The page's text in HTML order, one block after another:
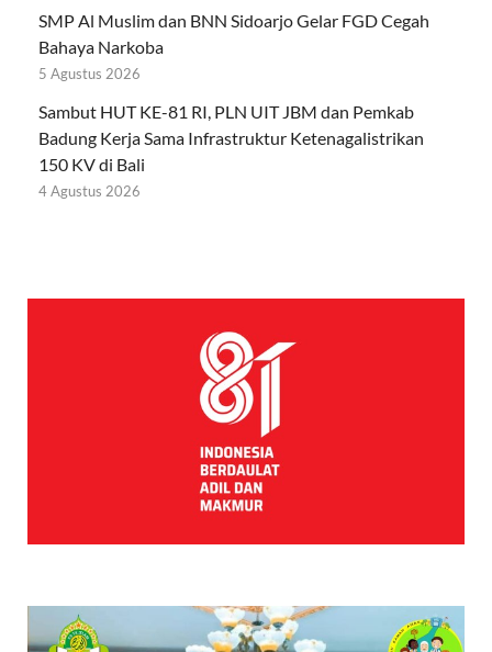
SMP Al Muslim dan BNN Sidoarjo Gelar FGD Cegah
Bahaya Narkoba
5 Agustus 2026
Sambut HUT KE-81 RI, PLN UIT JBM dan Pemkab
Badung Kerja Sama Infrastruktur Ketenagalistrikan
150 KV di Bali
4 Agustus 2026